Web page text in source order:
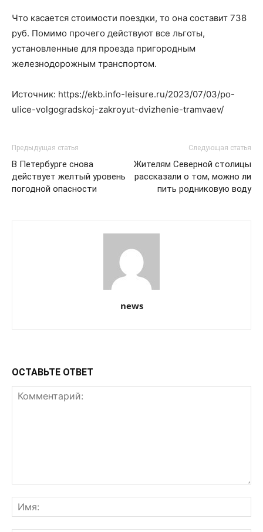
Что касается стоимости поездки, то она составит 738
руб. Помимо прочего действуют все льготы,
установленные для проезда пригородным
железнодорожным транспортом.
Источник: https://ekb.info-leisure.ru/2023/07/03/po-
ulice-volgogradskoj-zakroyut-dvizhenie-tramvaev/
Предыдущая статья
В Петербурге снова
действует желтый уровень
погодной опасности
Следующая статья
Жителям Северной столицы
рассказали о том, можно ли
пить родниковую воду
news
ОСТАВЬТЕ ОТВЕТ